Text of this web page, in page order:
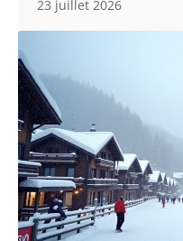
23 juillet 2026